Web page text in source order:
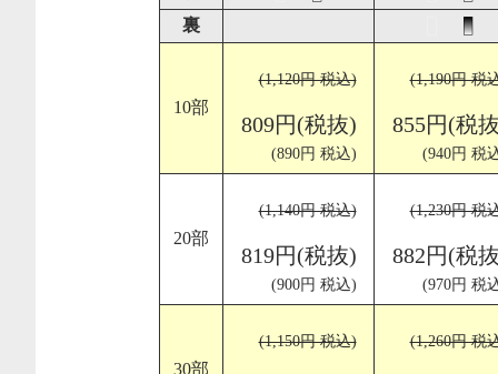
裏
10部
(1,120円 税込)
809円(税抜)
(890円 税込)
(1,190円 税
855円(税
(940円 税
20部
(1,140円 税込)
819円(税抜)
(900円 税込)
(1,230円 税
882円(税
(970円 税
30部
(1,150円 税込) (1,260円 税